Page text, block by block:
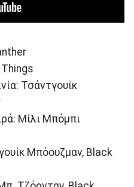
Τσάντγουίκ
Μίλι Μπόμπι
Μπόουζμαν, Black